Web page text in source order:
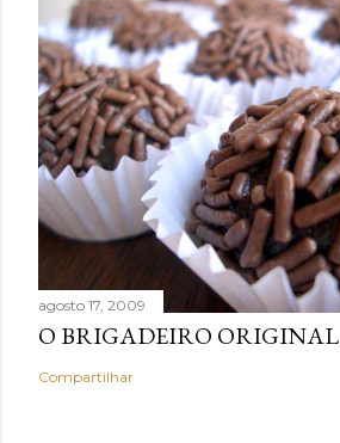
agosto 17, 2009
O BRIGADEIRO ORIGINAL
Compartilhar